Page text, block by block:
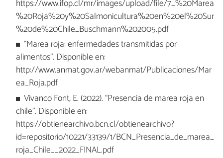
https://www.ifop.cl/mr/images/upload/file/7_%20Marea
%20Roja%20y%20Salmonicultura%20en%20el%20Sur
%20de%20Chile_Buschmann%202005.pdf
“Marea roja: enfermedades transmitidas por
alimentos”. Disponible en:
http://www.anmat.gov.ar/webanmat/Publicaciones/Mar
ea_Roja.pdf
Vivanco Font, E. (2022). “Presencia de marea roja en
chile”. Disponible en:
https://obtienearchivo.bcn.cl/obtienearchivo?
id=repositorio/10221/33139/1/BCN_Presencia_de_marea_
roja_Chile__2022_FINAL.pdf